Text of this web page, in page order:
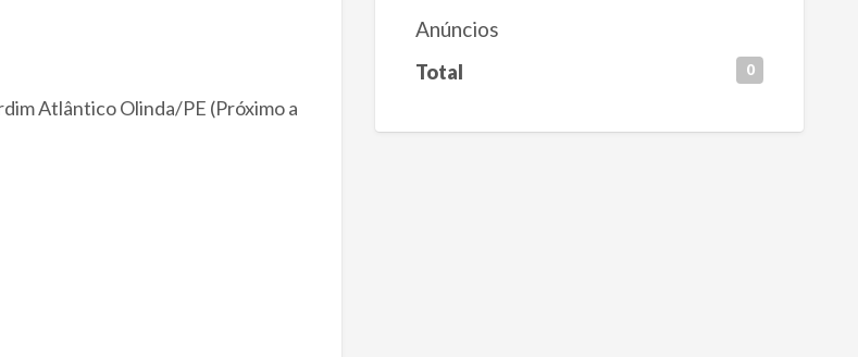
Atlântico Olinda/PE (Próximo a
Anúncios
Total 0